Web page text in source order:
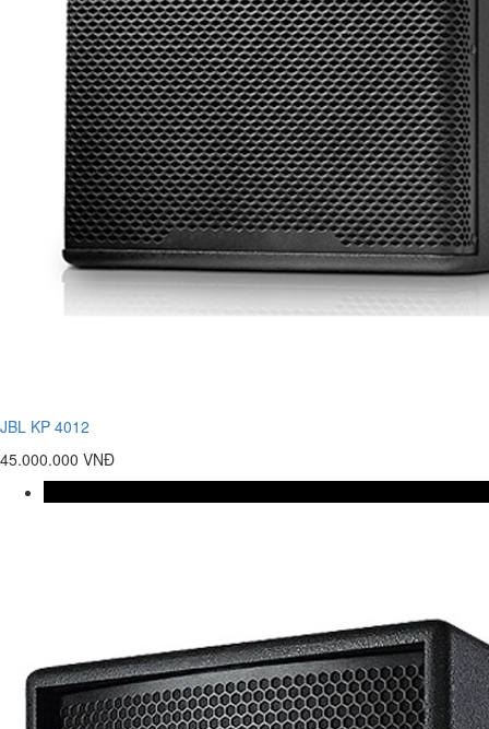
JBL KP 4012
45.000.000 VNĐ